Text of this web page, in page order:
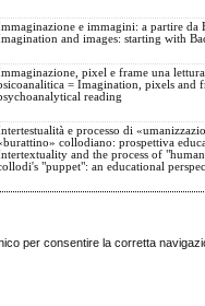
e immagini: a partire da
and images: starting with
pixel e frame una lettura
= Imagination, pixels and
reading
e processo di
collodiano: prospettiva
and the process of
"puppet": an educational
per consentire la corretta